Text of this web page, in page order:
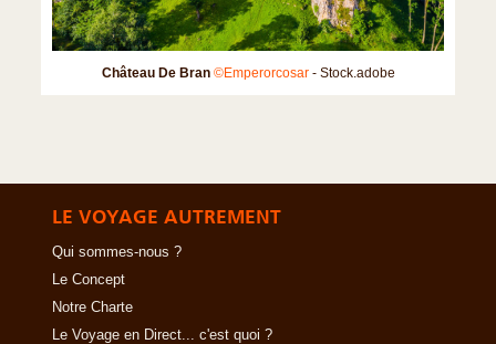
Château De Bran ©Emperorcosar- Stock.adobe
LE VOYAGE AUTREMENT
Qui sommes-nous ?
Le Concept
Notre Charte
Le Voyage en Direct... c'est quoi ?